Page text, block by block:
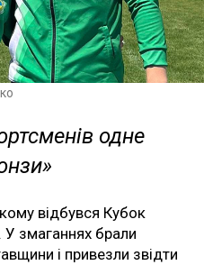
одне
відбувся Кубок
У змаганнях брали
і привезли звідти